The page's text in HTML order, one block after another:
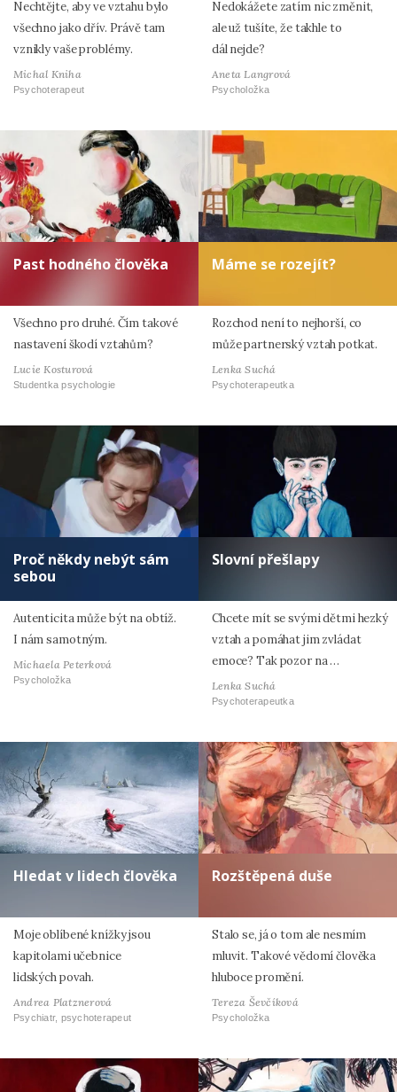
Nechtějte, aby ve vztahu bylo
všechno jako dřív. Právě tam
vznikly vaše problémy.
Michal Kniha
Psychoterapeut
Nedokážete zatím nic změnit,
ale už tušíte, že takhle to
dál nejde?
Aneta Langrová
Psycholožka
Past hodného člověka
Všechno pro druhé. Čím takové
nastavení škodí vztahům?
Lucie Kosturová
Studentka psychologie
Máme se rozejít?
Rozchod není to nejhorší, co
může partnerský vztah potkat.
Lenka Suchá
Psychoterapeutka
Proč někdy nebýt sám
sebou
Autenticita může být na obtíž.
I nám samotným.
Michaela Peterková
Psycholožka
Slovní přešlapy
Chcete mít se svými dětmi hezký
vztah a pomáhat jim zvládat
emoce? Tak pozor na …
Lenka Suchá
Psychoterapeutka
Hledat v lidech člověka
Moje oblíbené knížky jsou
kapitolami učebnice
lidských povah.
Andrea Platznerová
Psychiatr, psychoterapeut
Rozštěpená duše
Stalo se, já o tom ale nesmím
mluvit. Takové vědomí člověka
hluboce promění.
Tereza Ševčíková
Psycholožka